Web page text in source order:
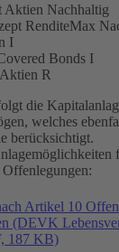
Aktien Nachhaltig
RenditeMax
I
Bonds I
R
die
welches
berücksichtigt.
Artikel 10
(DEVK
187 KB)